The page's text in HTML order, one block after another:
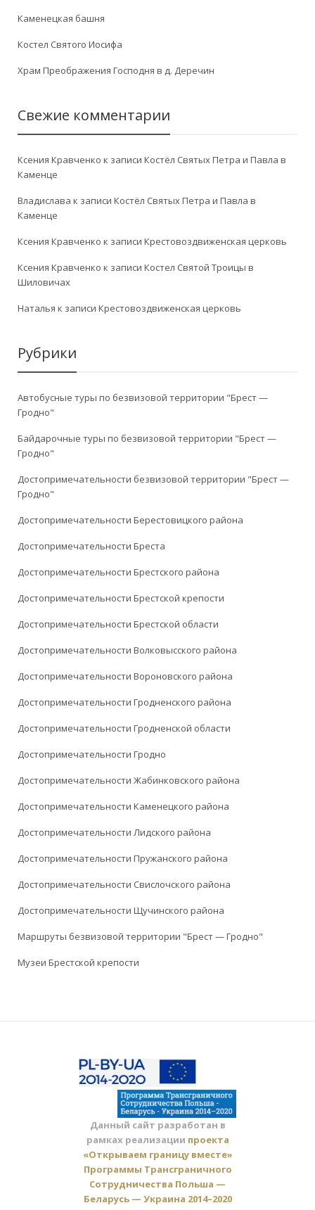
Каменецкая башня
Костел Святого Иосифа
Храм Преображения Господня в д. Деречин
Свежие комментарии
Ксения Кравченко к записи Костёл Святых Петра и Павла в
Каменце
Владислава к записи Костёл Святых Петра и Павла в
Каменце
Ксения Кравченко к записи Крестовоздвиженская церковь
Ксения Кравченко к записи Костел Святой Троицы в
Шиловичах
Наталья к записи Крестовоздвиженская церковь
Рубрики
Автобусные туры по безвизовой территории "Брест —
Гродно"
Байдарочные туры по безвизовой территории "Брест —
Гродно"
Достопримечательности безвизовой территории "Брест —
Гродно"
Достопримечательности Берестовицкого района
Достопримечательности Бреста
Достопримечательности Брестского района
Достопримечательности Брестской крепости
Достопримечательности Брестской области
Достопримечательности Волковысского района
Достопримечательности Вороновского района
Достопримечательности Гродненского района
Достопримечательности Гродненской области
Достопримечательности Гродно
Достопримечательности Жабинковского района
Достопримечательности Каменецкого района
Достопримечательности Лидского района
Достопримечательности Пружанского района
Достопримечательности Свислочского района
Достопримечательности Щучинского района
Маршруты безвизовой территории "Брест — Гродно"
Музеи Брестской крепости
Данный сайт разработан в
рамках реализации проекта
«Открываем границу вместе»
Программы Трансграничного
Сотрудничества Польша —
Беларусь — Украина 2014–2020